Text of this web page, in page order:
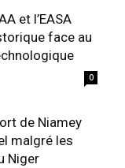
et l’EASA
face au
0
de Niamey
malgré les
Niger